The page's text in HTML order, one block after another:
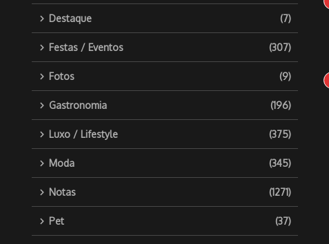
Destaque (7)
Festas / Eventos (307)
Fotos (9)
Gastronomia (196)
Luxo / Lifestyle (375)
Moda (345)
Notas (1271)
Pet (37)